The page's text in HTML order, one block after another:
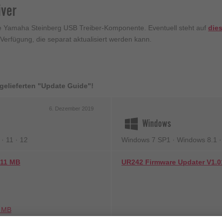
Steinberg USB Treiber-Komponente. Eventuell steht auf
die separat aktualisiert werden kann.
"Update Guide"!
6. Dezember 2019
11 · 12
Windows
Windows 7 SP1 · Windows 8.1
MB UR242 Firmware Updater